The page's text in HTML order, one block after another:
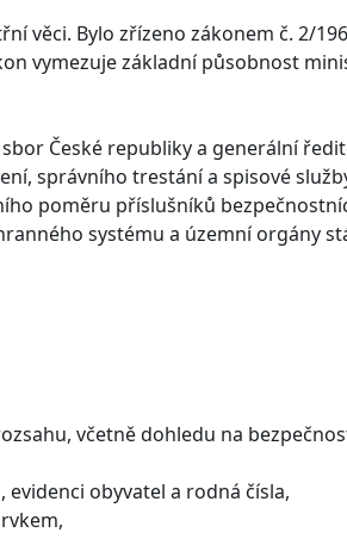
věci. Bylo zřízeno zákonem č. 2/
vymezuje základní působnost
České republiky a generální
správního trestání a spisové
poměru příslušníků
systému a územní orgány
včetně dohledu na
obyvatel a rodná čísla,